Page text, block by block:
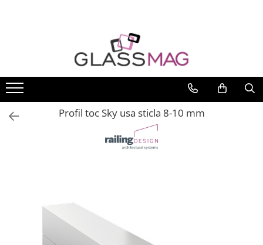
Seturi usi pivotante
Amortizoare pardoseala
Feronerie usi pivotante
Balamale portita sticla
Balamale usi armonice
Usi pe toc
Profil toc Sky usa sticla 8-10 mm